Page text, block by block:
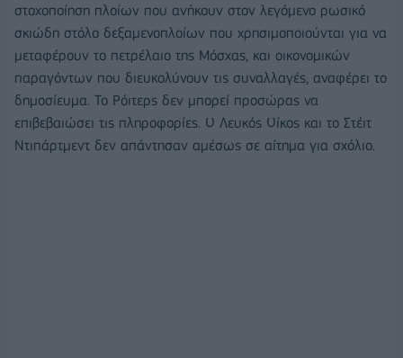
στοχοποίηση πλοίων που ανήκουν στον λεγόμενο ρωσικό
σκιώδη στόλο δεξαμενοπλοίων που χρησιμοποιούνται για να
μεταφέρουν το πετρέλαιο της Μόσχας, και οικονομικών
παραγόντων που διευκολύνουν τις συναλλαγές, αναφέρει το
δημοσίευμα. Το Ρόιτερς δεν μπορεί προσώρας να
επιβεβαιώσει τις πληροφορίες. Ο Λευκός Οίκος και το Στέιτ
Ντιπάρτμεντ δεν απάντησαν αμέσως σε αίτημα για σχόλιο.